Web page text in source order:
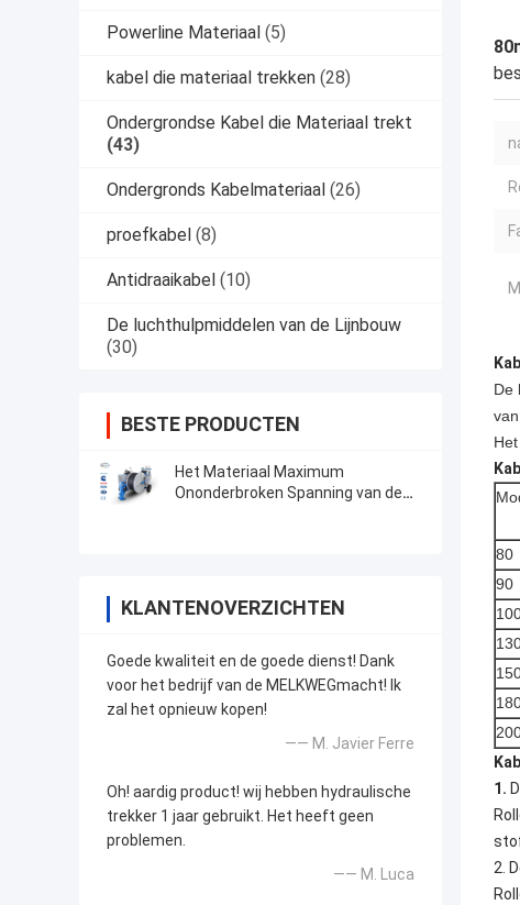
Powerline Materiaal (5)
kabel die materiaal trekken (28)
Ondergrondse Kabel die Materiaal trekt
(43)
Ondergronds Kabelmateriaal (26)
proefkabel (8)
Antidraaikabel (10)
De luchthulpmiddelen van de Lijnbouw
(30)
BESTE PRODUCTEN
Het Materiaal Maximum
Ononderbroken Spanning van de
KLANTENOVERZICHTEN
Goede kwaliteit en de goede dienst! Dank
voor het bedrijf van de MELKWEGmacht! Ik
zal het opnieuw kopen!
—— M. Javier Ferre
Oh! aardig product! wij hebben hydraulische
trekker 1 jaar gebruikt. Het heeft geen
problemen.
—— M. Luca
De
80
90
1.
2.